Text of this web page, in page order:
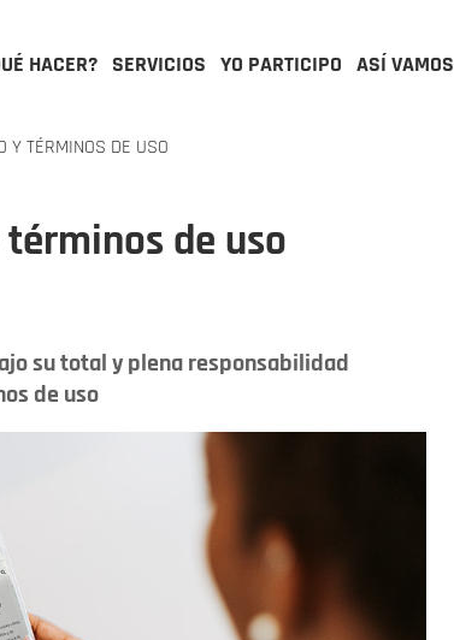
HACER? SERVICIOS YO PARTICIPO ASÍ VAMOS
Y TÉRMINOS DE USO
de uso
su total y plena responsabilidad
de uso